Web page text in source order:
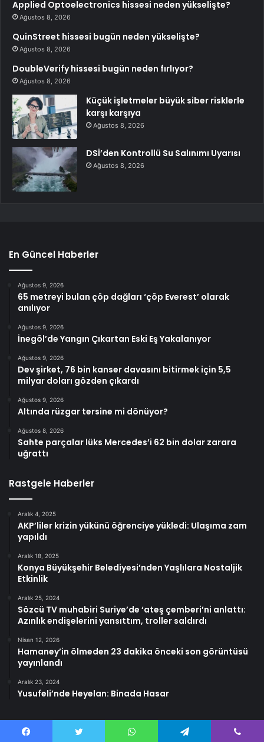
Applied Optoelectronics hissesi neden yükselişte?
Ağustos 8, 2026
QuinStreet hissesi bugün neden yükselişte?
Ağustos 8, 2026
DoubleVerify hissesi bugün neden fırlıyor?
Ağustos 8, 2026
Küçük işletmeler büyük siber risklerle
karşı karşıya
Ağustos 8, 2026
DSİ’den Kontrollü Su Salınımı Uyarısı
Ağustos 8, 2026
En Güncel Haberler
Ağustos 9, 2026
65 metreyi bulan çöp dağları ‘çöp Everest’ olarak
anılıyor
Ağustos 9, 2026
İnegöl’de Yangın Çıkartan Eski Eş Yakalanıyor
Ağustos 9, 2026
Dev şirket, 76 bin kanser davasını bitirmek için 5,5
milyar doları gözden çıkardı
Ağustos 9, 2026
Altında rüzgar tersine mi dönüyor?
Ağustos 8, 2026
Sahte parçalar lüks Mercedes’i 62 bin dolar zarara
uğrattı
Rastgele Haberler
Aralık 4, 2025
AKP’liler krizin yükünü öğrenciye yükledi: Ulaşıma zam
yapıldı
Aralık 18, 2025
Konya Büyükşehir Belediyesi’nden Yaşlılara Nostaljik
Etkinlik
Aralık 25, 2024
Sözcü TV muhabiri Suriye’de ‘ateş çemberi’ni anlattı:
Azınlık endişelerini yansıttım, troller saldırdı
Nisan 12, 2026
Hamaney’in ölmeden 23 dakika önceki son görüntüsü
yayınlandı
Aralık 23, 2024
Yusufeli’nde Heyelan: Binada Hasar